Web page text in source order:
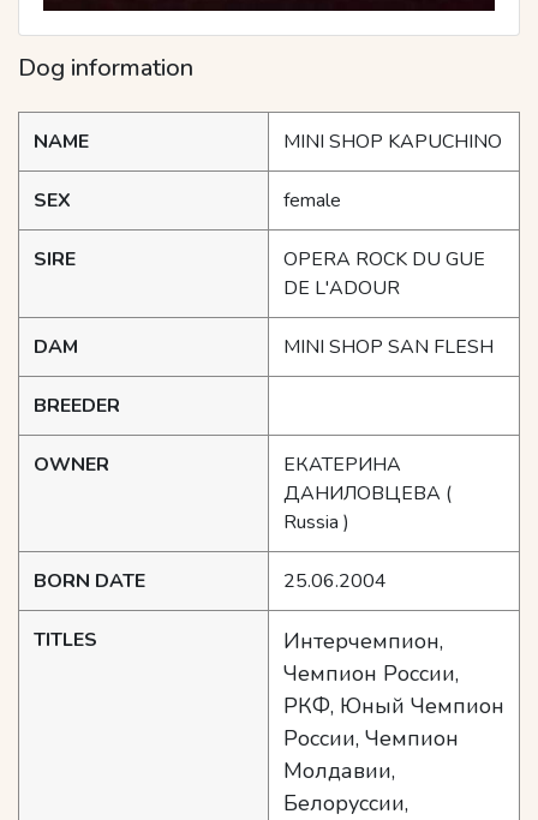
Dog information
NAME MINI SHOP KAPUCHINO
SEX female
SIRE
OPERA ROCK DU GUE
DE L'ADOUR
DAM MINI SHOP SAN FLESH
BREEDER
OWNER
ЕКАТЕРИНА
ДАНИЛОВЦЕВА (
Russia )
BORN DATE 25.06.2004
TITLES
Интерчемпион,
Чемпион России,
РКФ, Юный Чемпион
России, Чемпион
Молдавии,
Белоруссии,